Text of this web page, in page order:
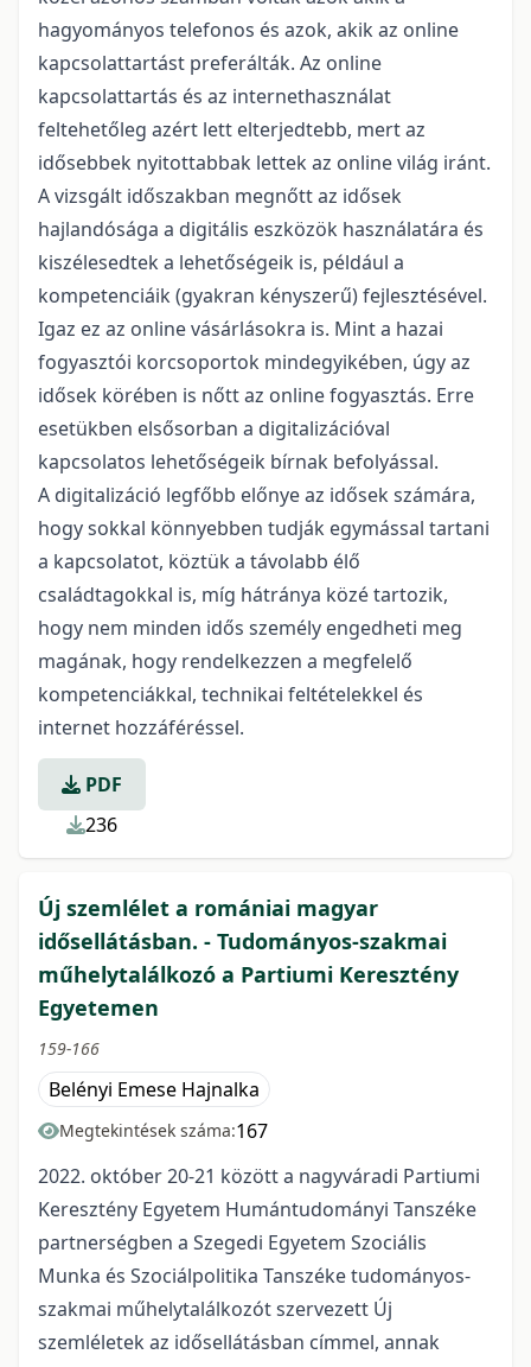
hagyományos telefonos és azok, akik az online
kapcsolattartást preferálták. Az online
kapcsolattartás és az internethasználat
feltehetőleg azért lett elterjedtebb, mert az
idősebbek nyitottabbak lettek az online világ iránt.
A vizsgált időszakban megnőtt az idősek
hajlandósága a digitális eszközök használatára és
kiszélesedtek a lehetőségeik is, például a
kompetenciáik (gyakran kényszerű) fejlesztésével.
Igaz ez az online vásárlásokra is. Mint a hazai
fogyasztói korcsoportok mindegyikében, úgy az
idősek körében is nőtt az online fogyasztás. Erre
esetükben elsősorban a digitalizációval
kapcsolatos lehetőségeik bírnak befolyással.
A digitalizáció legfőbb előnye az idősek számára,
hogy sokkal könnyebben tudják egymással tartani
a kapcsolatot, köztük a távolabb élő
családtagokkal is, míg hátránya közé tartozik,
hogy nem minden idős személy engedheti meg
magának, hogy rendelkezzen a megfelelő
kompetenciákkal, technikai feltételekkel és
internet hozzáféréssel.
PDF
236
Új szemlélet a romániai magyar
idősellátásban. - Tudományos-szakmai
műhelytalálkozó a Partiumi Keresztény
Egyetemen
159-166
Belényi Emese Hajnalka
Megtekintések száma:167
2022. október 20-21 között a nagyváradi Partiumi
Keresztény Egyetem Humántudományi Tanszéke
partnerségben a Szegedi Egyetem Szociális
Munka és Szociálpolitika Tanszéke tudományos-
szakmai műhelytalálkozót szervezett Új
szemléletek az idősellátásban címmel, annak